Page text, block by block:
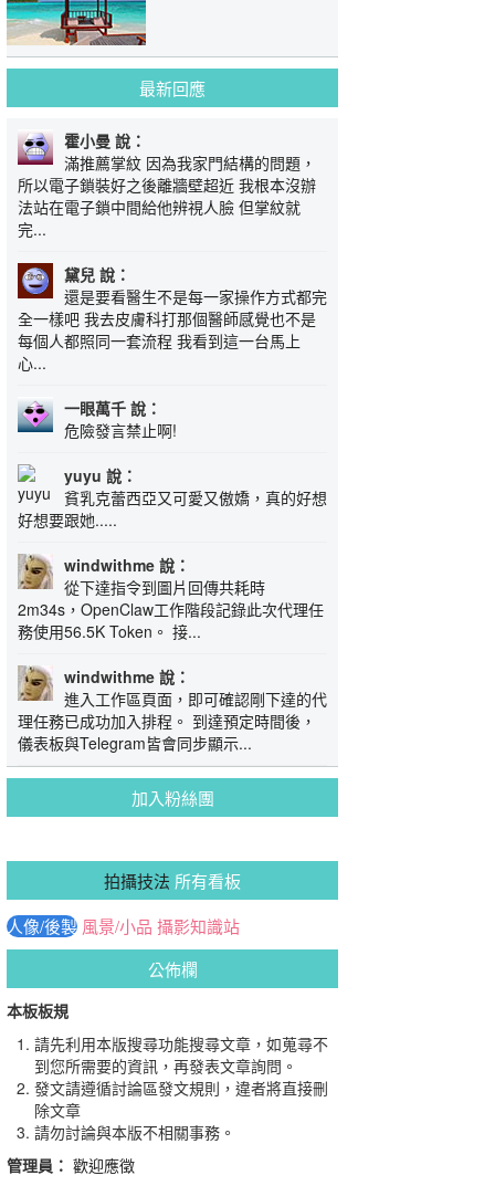
最新回應
霍小曼 說：
滿推薦掌紋 因為我家門結構的問題，
所以電子鎖裝好之後離牆壁超近 我根本沒辦
法站在電子鎖中間給他辨視人臉 但掌紋就
完...
黛兒 說：
還是要看醫生不是每一家操作方式都完
全一樣吧 我去皮膚科打那個醫師感覺也不是
每個人都照同一套流程 我看到這一台馬上
心...
一眼萬千 說：
危險發言禁止啊!
yuyu 說：
貧乳克蕾西亞又可愛又傲嬌，真的好想
好想要跟她.....
windwithme 說：
從下達指令到圖片回傳共耗時
2m34s，OpenClaw工作階段記錄此次代理任
務使用56.5K Token。 接...
windwithme 說：
進入工作區頁面，即可確認剛下達的代
理任務已成功加入排程。 到達預定時間後，
儀表板與Telegram皆會同步顯示...
加入粉絲團
拍攝技法 所有看板
人像/後製 風景/小品 攝影知識站
公佈欄
本板板規
請先利用本版搜尋功能搜尋文章，如蒐尋不
到您所需要的資訊，再發表文章詢問。
發文請遵循討論區發文規則，違者將直接刪
除文章
請勿討論與本版不相關事務。
管理員： 歡迎應徵